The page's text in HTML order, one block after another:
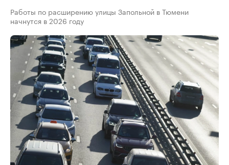
Работы по расширению улицы Запольной в Тюмени
начнутся в 2026 году